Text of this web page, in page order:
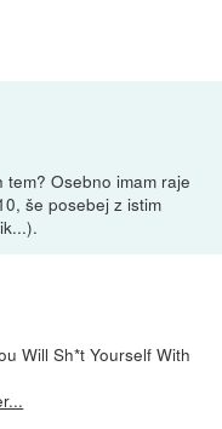
Osebno imam raje
še posebej z istim
Will Sh*t Yourself With